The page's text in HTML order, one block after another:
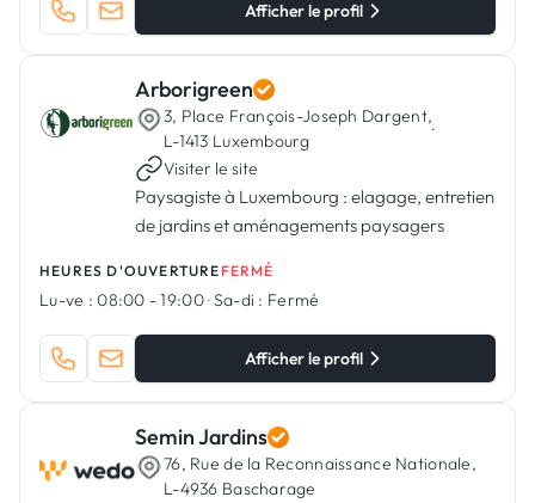
Afficher le profil
Arborigreen
3, Place François-Joseph Dargent,
L-1413 Luxembourg
·
Visiter le site
Paysagiste à Luxembourg : elagage, entretien
de jardins et aménagements paysagers
HEURES D'OUVERTURE FERMÉ
Lu-ve : 08:00 - 19:00·Sa-di : Fermé
Afficher le profil
Semin Jardins
76, Rue de la Reconnaissance Nationale,
L-4936 Bascharage